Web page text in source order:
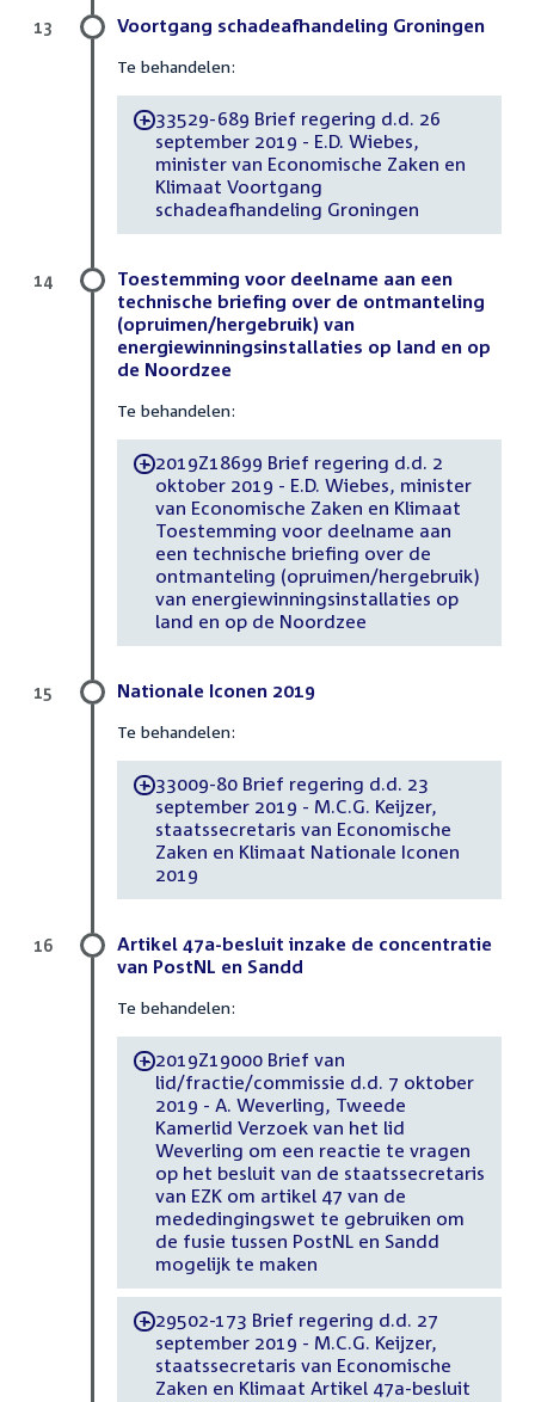
Voortgang schadeafhandeling Groningen
Te behandelen:
-33529-689 Brief regering d.d. 26
september 2019 - E.D. Wiebes,
minister van Economische Zaken en
Klimaat Voortgang
schadeafhandeling Groningen
13
Toestemming voor deelname aan een
technische briefing over de ontmanteling
(opruimen/hergebruik) van
energiewinningsinstallaties op land en op
de Noordzee
Te behandelen:
-2019Z18699 Brief regering d.d. 2
oktober 2019 - E.D. Wiebes, minister
van Economische Zaken en Klimaat
Toestemming voor deelname aan
een technische briefing over de
ontmanteling (opruimen/hergebruik)
van energiewinningsinstallaties op
land en op de Noordzee
14
Nationale Iconen 2019
Te behandelen:
-33009-80 Brief regering d.d. 23
september 2019 - M.C.G. Keijzer,
staatssecretaris van Economische
Zaken en Klimaat Nationale Iconen
2019
15
Artikel 47a-besluit inzake de concentratie
van PostNL en Sandd
Te behandelen:
-2019Z19000 Brief van
lid/fractie/commissie d.d. 7 oktober
2019 - A. Weverling, Tweede
Kamerlid Verzoek van het lid
Weverling om een reactie te vragen
op het besluit van de staatssecretaris
van EZK om artikel 47 van de
mededingingswet te gebruiken om
de fusie tussen PostNL en Sandd
mogelijk te maken
-29502-173 Brief regering d.d. 27
september 2019 - M.C.G. Keijzer,
staatssecretaris van Economische
Zaken en Klimaat Artikel 47a-besluit
16